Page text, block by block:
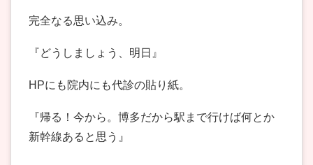
完全なる思い込み。
『どうしましょう、明日』
HPにも院内にも代診の貼り紙。
『帰る！今から。博多だから駅まで行けば何とか
新幹線あると思う』